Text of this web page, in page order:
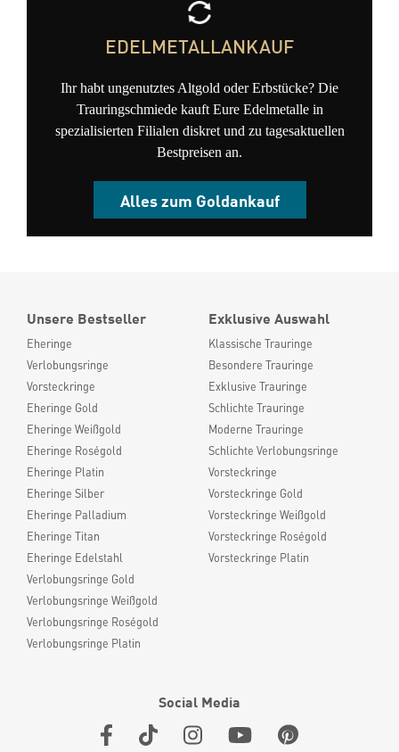
EDELMETALLANKAUF
Ihr habt ungenutztes Altgold oder Erbstücke? Die
Trauringschmiede kauft Eure Edelmetalle in
spezialisierten Filialen diskret und zu tagesaktuellen
Bestpreisen an.
Alles zum Goldankauf
Unsere Bestseller
Eheringe
Verlobungsringe
Vorsteckringe
Eheringe Gold
Eheringe Weißgold
Eheringe Roségold
Eheringe Platin
Eheringe Silber
Eheringe Palladium
Eheringe Titan
Eheringe Edelstahl
Verlobungsringe Gold
Verlobungsringe Weißgold
Verlobungsringe Roségold
Verlobungsringe Platin
Exklusive Auswahl
Klassische Trauringe
Besondere Trauringe
Exklusive Trauringe
Schlichte Trauringe
Moderne Trauringe
Schlichte Verlobungsringe
Vorsteckringe
Vorsteckringe Gold
Vorsteckringe Weißgold
Vorsteckringe Roségold
Vorsteckringe Platin
Social Media